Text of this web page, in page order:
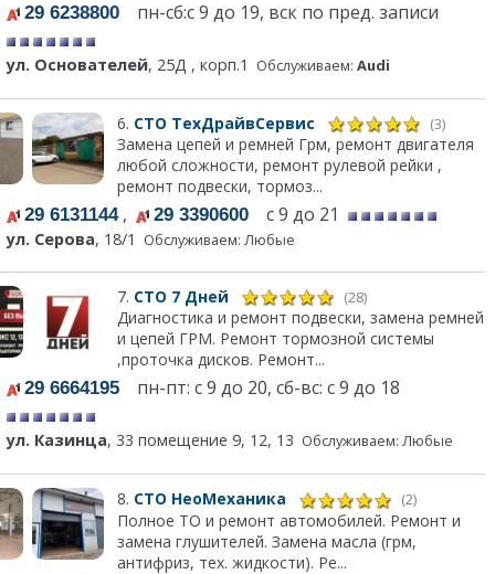
29 6238800 пн-сб:с 9 до 19, вск по пред. записи
ул. Основателей, 25Д , корп.1 Обслуживаем: Audi
6. СТО ТехДрайвСервис (3)
Замена цепей и ремней Грм, ремонт двигателя
любой сложности, ремонт рулевой рейки ,
ремонт подвески, тормоз...
29 6131144, 29 3390600 с 9 до 21
ул. Серова, 18/1 Обслуживаем: Любые
7. СТО 7 Дней (28)
Диагностика и ремонт подвески, замена ремней
и цепей ГРМ. Ремонт тормозной системы
,проточка дисков. Ремонт...
29 6664195 пн-пт: с 9 до 20, сб-вс: с 9 до 18
ул. Казинца, 33 помещение 9, 12, 13 Обслуживаем: Любые
8. СТО НеоМеханика (2)
Полное ТО и ремонт автомобилей. Ремонт и
замена глушителей. Замена масла (грм,
антифриз, тех. жидкости). Ре...